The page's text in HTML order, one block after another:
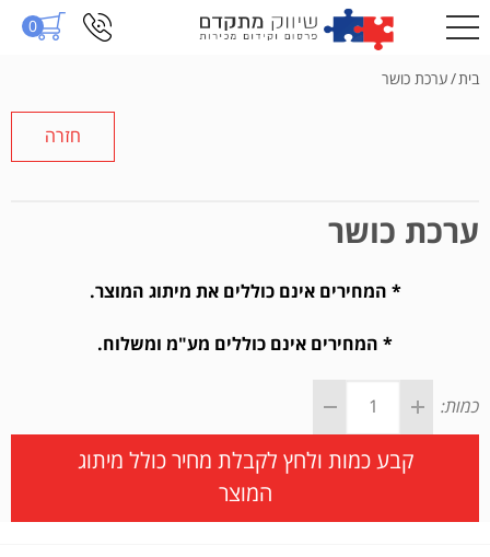
0
בית/ערכת כושר
חזרה
ערכת כושר
* המחירים אינם כוללים את מיתוג המוצר.
* המחירים אינם כוללים מע"מ ומשלוח.
כמות:
קבע כמות ולחץ לקבלת מחיר כולל מיתוג
המוצר